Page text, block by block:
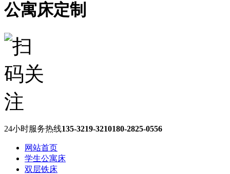
公寓床定制
24小时服务热线135-3219-3210180-2825-0556
网站首页
学生公寓床
双层铁床